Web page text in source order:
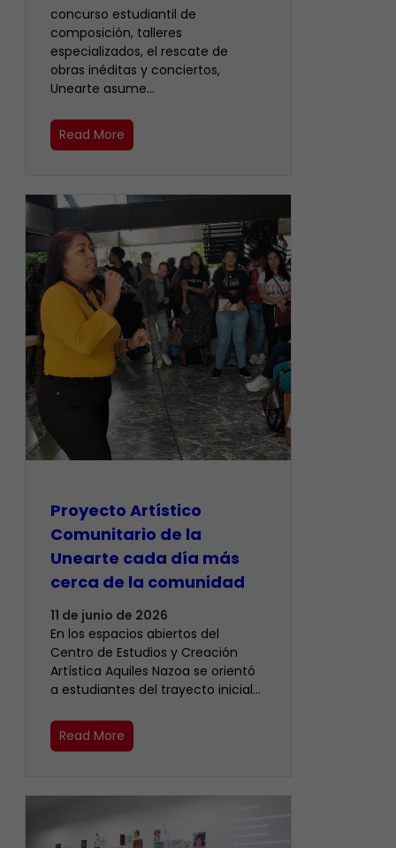
concurso estudiantil de
composición, talleres
especializados, el rescate de
obras inéditas y conciertos,
Unearte asume…
Read More
Proyecto Artístico
Comunitario de la
Unearte cada día más
cerca de la comunidad
11 de junio de 2026
En los espacios abiertos del
Centro de Estudios y Creación
Artística Aquiles Nazoa se orientó
a estudiantes del trayecto inicial…
Read More